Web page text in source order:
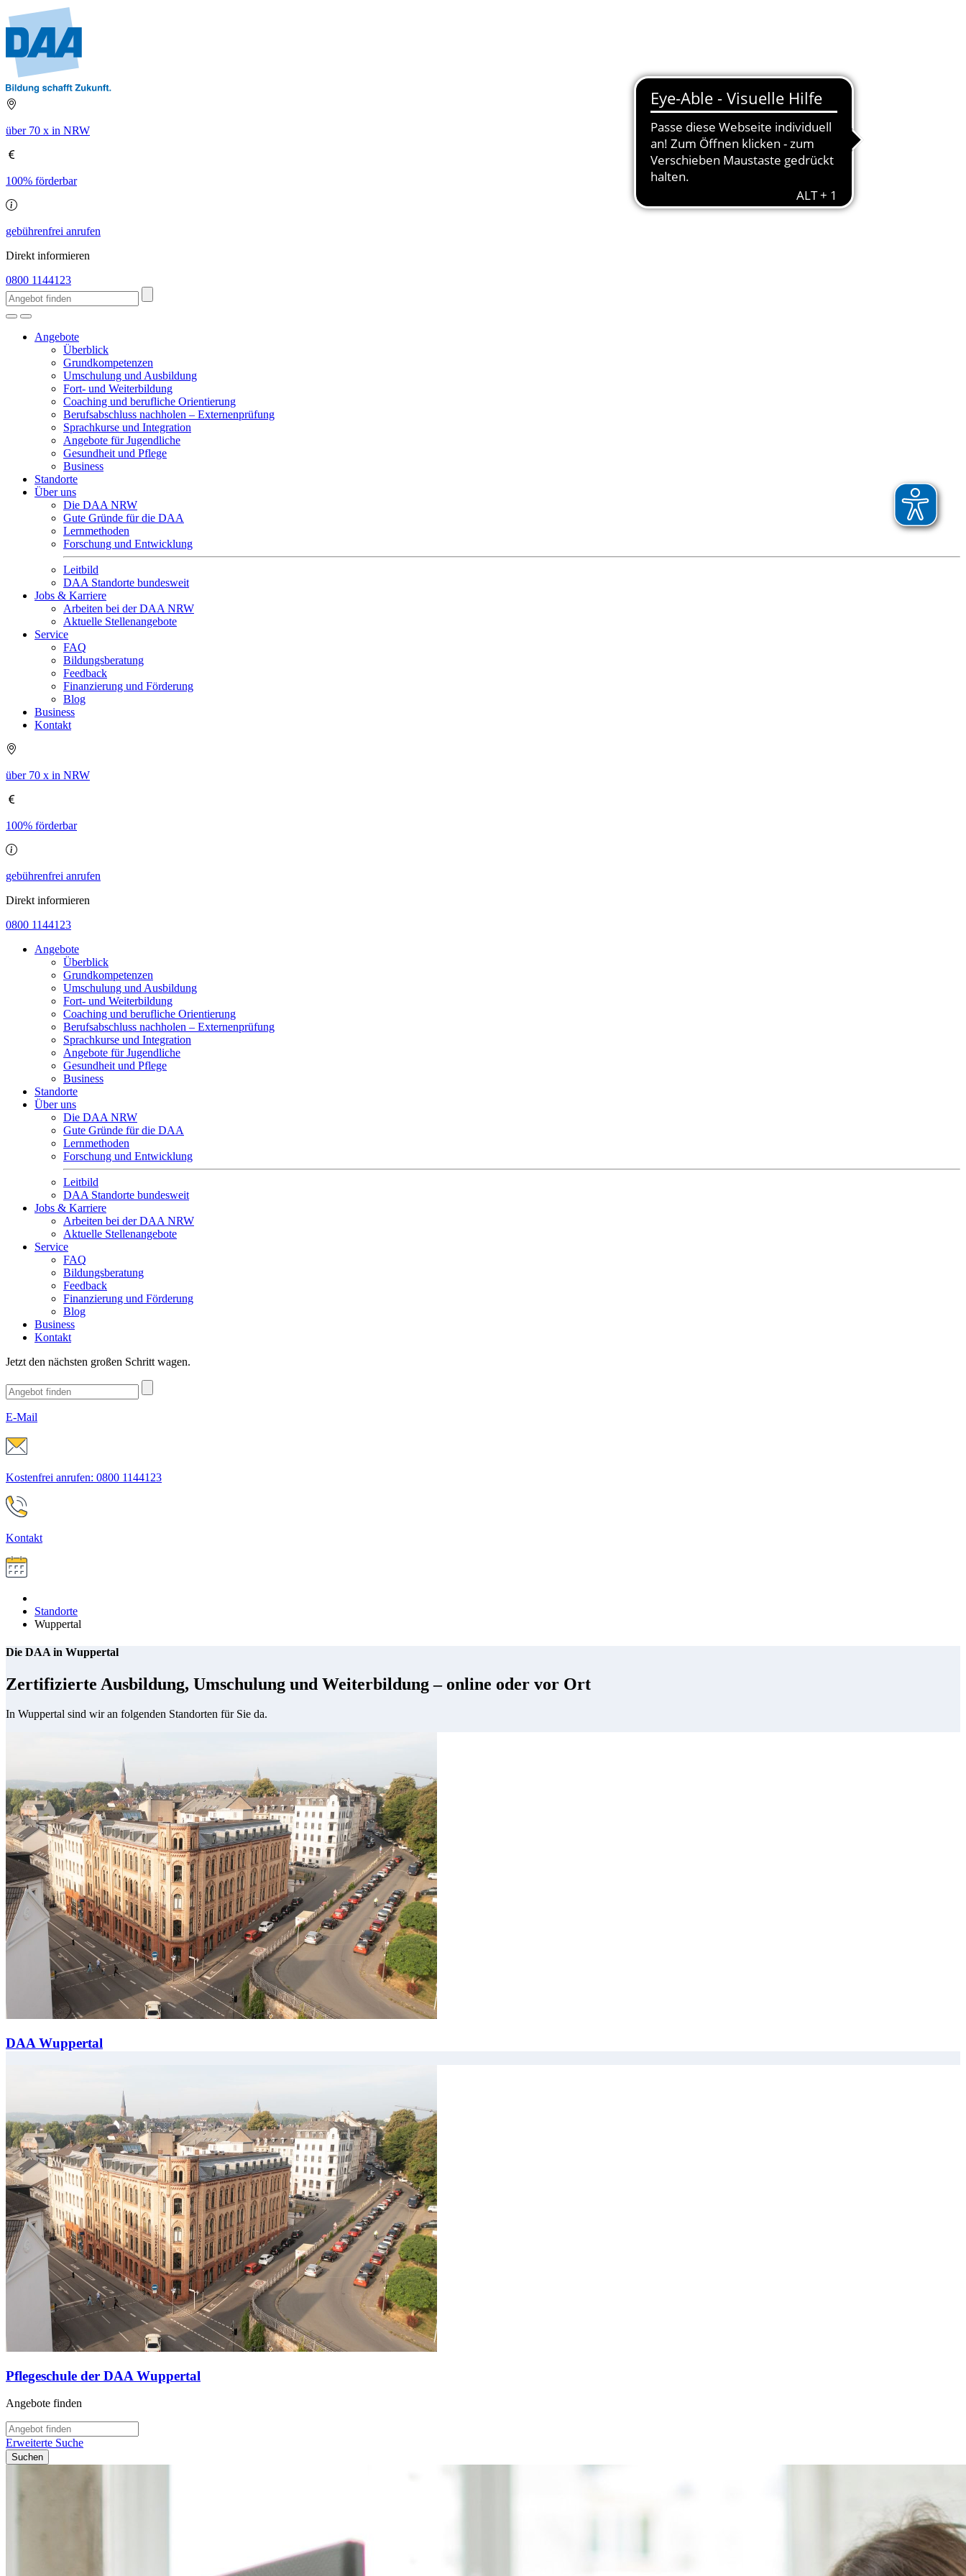
über 70 x in NRW
100% förderbar
gebührenfrei anrufen
Direkt informieren
0800 1144123
Angebote
Überblick
Grundkompetenzen
Umschulung und Ausbildung
Fort- und Weiterbildung
Coaching und berufliche Orientierung
Berufsabschluss nachholen – Externenprüfung
Sprachkurse und Integration
Angebote für Jugendliche
Gesundheit und Pflege
Business
Standorte
Über uns
Die DAA NRW
Gute Gründe für die DAA
Lernmethoden
Forschung und Entwicklung
Leitbild
DAA Standorte bundesweit
Jobs & Karriere
Arbeiten bei der DAA NRW
Aktuelle Stellenangebote
Service
FAQ
Bildungsberatung
Feedback
Finanzierung und Förderung
Blog
Business
Kontakt
über 70 x in NRW
100% förderbar
gebührenfrei anrufen
Direkt informieren
0800 1144123
Angebote
Überblick
Grundkompetenzen
Umschulung und Ausbildung
Fort- und Weiterbildung
Coaching und berufliche Orientierung
Berufsabschluss nachholen – Externenprüfung
Sprachkurse und Integration
Angebote für Jugendliche
Gesundheit und Pflege
Business
Standorte
Über uns
Die DAA NRW
Gute Gründe für die DAA
Lernmethoden
Forschung und Entwicklung
Leitbild
DAA Standorte bundesweit
Jobs & Karriere
Arbeiten bei der DAA NRW
Aktuelle Stellenangebote
Service
FAQ
Bildungsberatung
Feedback
Finanzierung und Förderung
Blog
Business
Kontakt
Jetzt den nächsten großen Schritt wagen.
E-Mail
Kostenfrei anrufen: 0800 1144123
Kontakt
Standorte
Wuppertal
Die DAA in Wuppertal
Zertifizierte Ausbildung, Umschulung und Weiterbildung – online oder vor Ort
In Wuppertal sind wir an folgenden Standorten für Sie da.
DAA Wuppertal
Pflegeschule der DAA Wuppertal
Angebote finden
Erweiterte Suche
Suchen